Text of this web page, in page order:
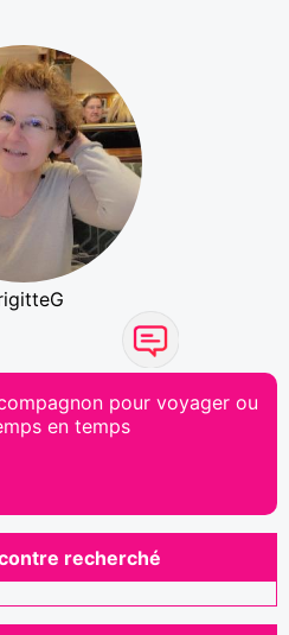
pour voyager ou
en temps
recherché